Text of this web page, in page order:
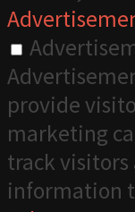
provide
marketing
track visitors
information